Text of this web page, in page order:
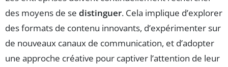
des moyens de se distinguer. Cela implique d’explorer
des formats de contenu innovants, d’expérimenter sur
de nouveaux canaux de communication, et d’adopter
une approche créative pour captiver l’attention de leur